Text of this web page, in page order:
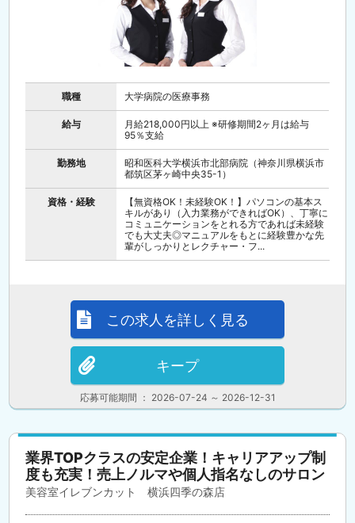
職種 大学病院の医療事務
給与
月給218,000円以上 ※研修期間2ヶ月は給与
95％支給
勤務地
昭和医科大学横浜市北部病院（神奈川県横浜市
都筑区茅ヶ崎中央35-1）
資格・経験
【無資格OK！未経験OK！】パソコンの基本ス
キルがあり（入力業務ができればOK）、丁寧に
コミュニケーションをとれる方であれば未経験
でも大丈夫◎マニュアルをもとに経験豊かな先
輩がしっかりとレクチャー・フ...
応募可能期間 ： 2026-07-24 ～ 2026-12-31
この求人を詳しく見る
キープ
業界TOPクラスの安定企業！キャリアアップ制
度も充実！売上ノルマや個人指名なしのサロン
美容室イレブンカット 横浜四季の森店